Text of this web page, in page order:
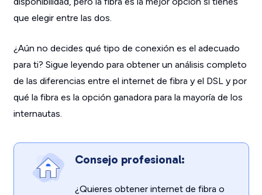
que elegir entre las dos.
¿Aún no decides qué tipo de conexión es el adecuado
para ti? Sigue leyendo para obtener un análisis completo
de las diferencias entre el internet de fibra y el DSL y por
qué la fibra es la opción ganadora para la mayoría de los
internautas.
Consejo profesional:
¿Quieres obtener internet de fibra o